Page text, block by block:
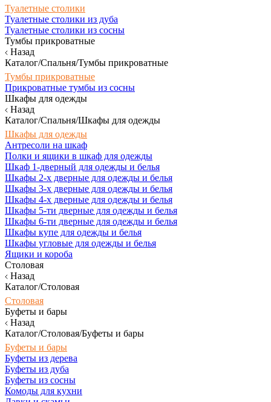
Туалетные столики
Туалетные столики из дуба
Туалетные столики из сосны
Тумбы прикроватные
Назад
Каталог/Спальня/Тумбы прикроватные
Тумбы прикроватные
Прикроватные тумбы из сосны
Шкафы для одежды
Назад
Каталог/Спальня/Шкафы для одежды
Шкафы для одежды
Антресоли на шкаф
Полки и ящики в шкаф для одежды
Шкаф 1-дверный для одежды и белья
Шкафы 2-х дверные для одежды и белья
Шкафы 3-х дверные для одежды и белья
Шкафы 4-х дверные для одежды и белья
Шкафы 5-ти дверные для одежды и белья
Шкафы 6-ти дверные для одежды и белья
Шкафы купе для одежды и белья
Шкафы угловые для одежды и белья
Ящики и короба
Столовая
Назад
Каталог/Столовая
Столовая
Буфеты и бары
Назад
Каталог/Столовая/Буфеты и бары
Буфеты и бары
Буфеты из дерева
Буфеты из дуба
Буфеты из сосны
Комоды для кухни